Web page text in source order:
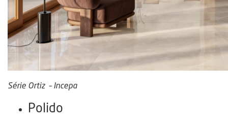
Série Ortiz – Incepa
Polido